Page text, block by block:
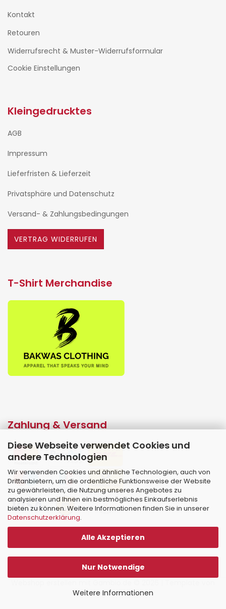
Diese Webseite verwendet Cookies und
andere Technologien
Wir verwenden Cookies und ähnliche Technologien, auch von
Drittanbietern, um die ordentliche Funktionsweise der Website
zu gewährleisten, die Nutzung unseres Angebotes zu
analysieren und Ihnen ein bestmögliches Einkaufserlebnis
bieten zu können. Weitere Informationen finden Sie in unserer
Datenschutzerklärung.
Alle Akzeptieren
Nur Notwendige
Weitere Informationen
Kontakt
Retouren
Widerrufsrecht & Muster-Widerrufsformular
Cookie Einstellungen
Kleingedrucktes
AGB
Impressum
Lieferfristen & Lieferzeit
Privatsphäre und Datenschutz
Versand- & Zahlungsbedingungen
VERTRAG WIDERRUFEN
T-Shirt Merchandise
Zahlung & Versand
JungCreative.